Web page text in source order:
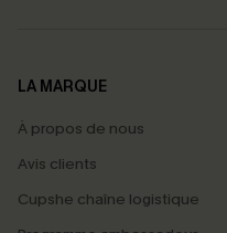
LA MARQUE
À propos de nous
Avis clients
Cupshe chaîne logistique